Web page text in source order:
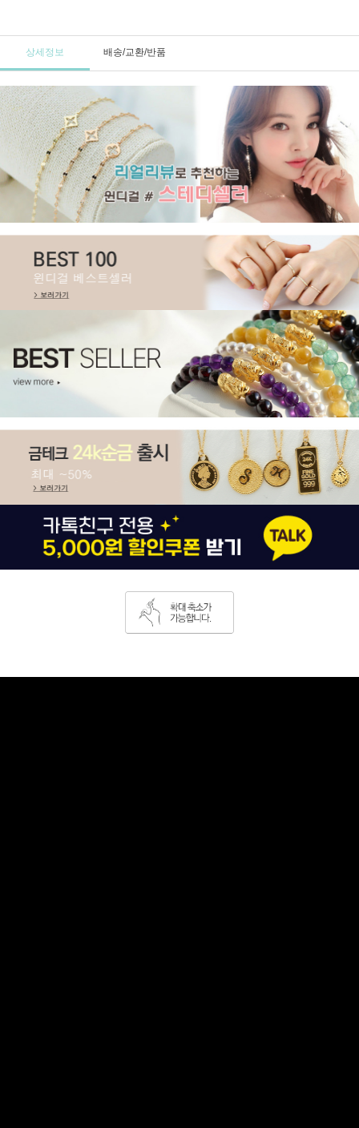
상세정보 배송/교환/반품